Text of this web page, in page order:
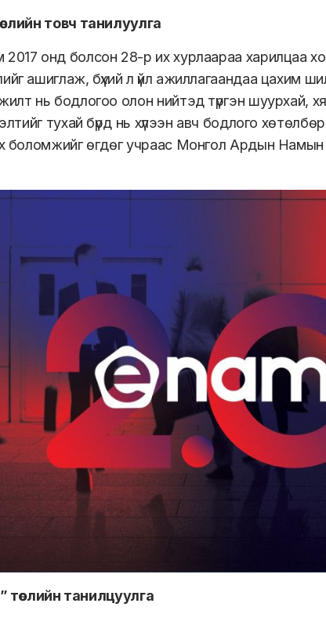
товч танилуулга
онд болсон 28-р их хурлаараа харилцаа
ашиглаж, бүхий л үйл ажиллагаандаа цахим
нь бодлогоо олон нийтэд түргэн шуурхай,
тухай бүрд нь хүлээн авч бодлого
боломжийг өгдөг учраас Монгол Ардын Намын
танилцуулга